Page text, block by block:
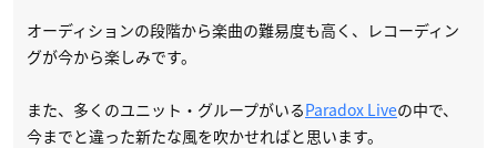
オーディションの段階から楽曲の難易度も高く、レコーディン
グが今から楽しみです。
また、多くのユニット・グループがいるParadox Liveの中で、
今までと違った新たな風を吹かせればと思います。